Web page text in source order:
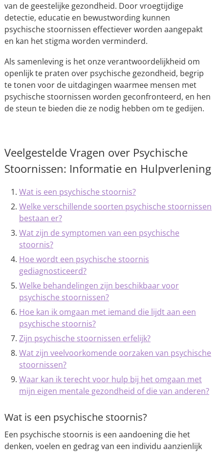
van de geestelijke gezondheid. Door vroegtijdige
detectie, educatie en bewustwording kunnen
psychische stoornissen effectiever worden aangepakt
en kan het stigma worden verminderd.
Als samenleving is het onze verantwoordelijkheid om
openlijk te praten over psychische gezondheid, begrip
te tonen voor de uitdagingen waarmee mensen met
psychische stoornissen worden geconfronteerd, en hen
de steun te bieden die ze nodig hebben om te gedijen.
Veelgestelde Vragen over Psychische
Stoornissen: Informatie en Hulpverlening
Wat is een psychische stoornis?
Welke verschillende soorten psychische stoornissen
bestaan er?
Wat zijn de symptomen van een psychische
stoornis?
Hoe wordt een psychische stoornis
gediagnosticeerd?
Welke behandelingen zijn beschikbaar voor
psychische stoornissen?
Hoe kan ik omgaan met iemand die lijdt aan een
psychische stoornis?
Zijn psychische stoornissen erfelijk?
Wat zijn veelvoorkomende oorzaken van psychische
stoornissen?
Waar kan ik terecht voor hulp bij het omgaan met
mijn eigen mentale gezondheid of die van anderen?
Wat is een psychische stoornis?
Een psychische stoornis is een aandoening die het
denken, voelen en gedrag van een individu aanzienlijk